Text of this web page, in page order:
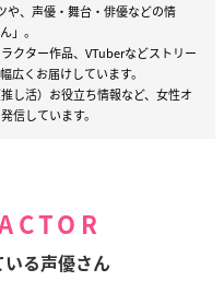
や、声優・舞台・俳優などの情
」。
クター作品、VTuberなどストリー
広くお届けしています。
し活）お役立ち情報など、女性オ
信しています。
いる声優さん